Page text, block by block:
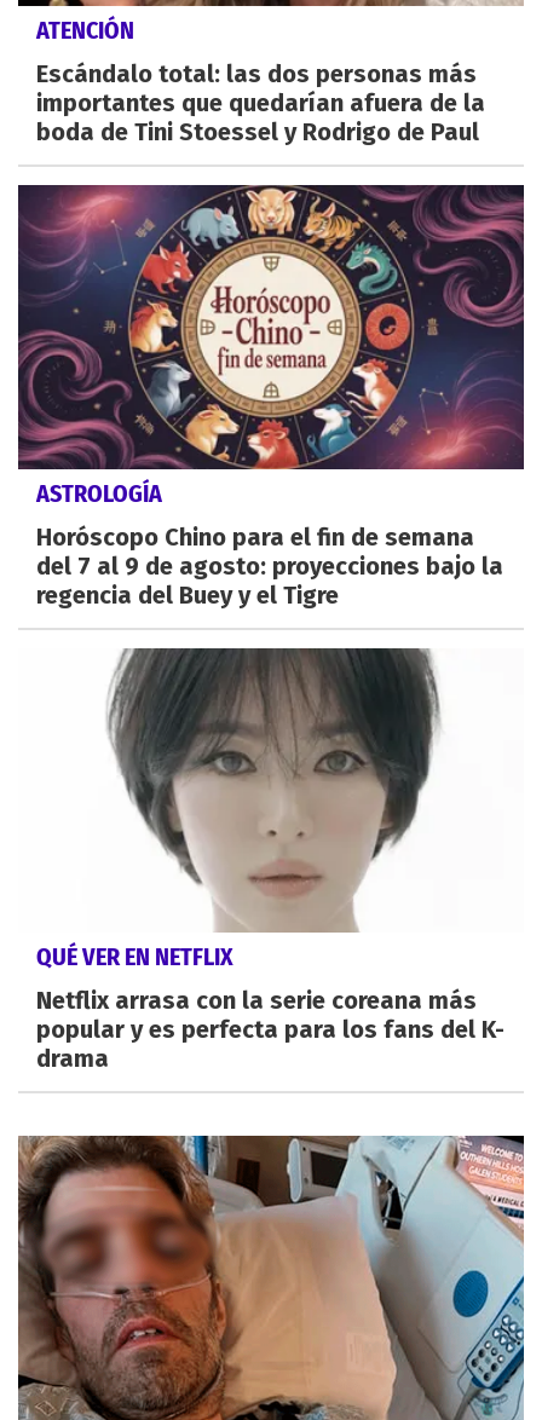
ATENCIÓN
Escándalo total: las dos personas más
importantes que quedarían afuera de la
boda de Tini Stoessel y Rodrigo de Paul
ASTROLOGÍA
Horóscopo Chino para el fin de semana
del 7 al 9 de agosto: proyecciones bajo la
regencia del Buey y el Tigre
QUÉ VER EN NETFLIX
Netflix arrasa con la serie coreana más
popular y es perfecta para los fans del K-
drama